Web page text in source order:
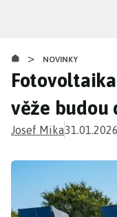
obsahu
> NOVINKY
věže budou
Josef Mika31.01.2026